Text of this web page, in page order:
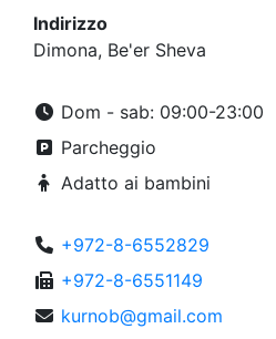
Indirizzo
Dimona, Be'er Sheva
Dom - sab: 09:00-23:00
Parcheggio
Adatto ai bambini
+972-8-6552829
+972-8-6551149
kurnob@gmail.com